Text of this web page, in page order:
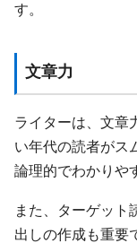
す。
文章力
ライターは、文章
い年代の読者がス
論理的でわかりや
また、ターゲット
出しの作成も重要